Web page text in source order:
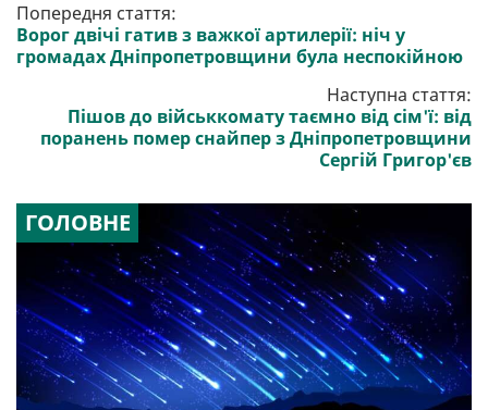
Попередня стаття:
Ворог двічі гатив з важкої артилерії: ніч у
громадах Дніпропетровщини була неспокійною
Наступна стаття:
Пішов до військкомату таємно від сім'ї: від
поранень помер снайпер з Дніпропетровщини
Сергій Григор'єв
ГОЛОВНЕ